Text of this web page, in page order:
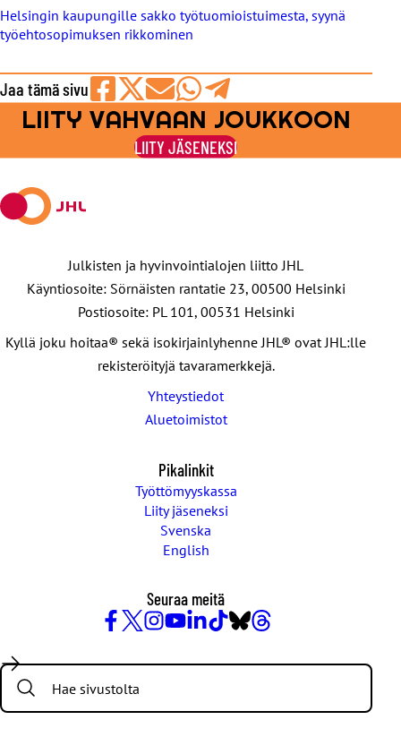
Helsingin kaupungille sakko työtuomioistuimesta, syynä
työehtosopimuksen rikkominen
Jaa tämä sivu
Jaa
Facebookissa
Jaa
viestipalvelu
X:ssä
Jaa
sähköpostilla
Jaa
WhatsAppilla
Jaa
Telegramilla
LIITY VAHVAAN JOUKKOON
LIITY JÄSENEKSI
Julkisten ja hyvinvointialojen liitto JHL
Käyntiosoite: Sörnäisten rantatie 23, 00500 Helsinki
Postiosoite: PL 101, 00531 Helsinki
Kyllä joku hoitaa® sekä isokirjainlyhenne JHL® ovat JHL:lle
rekisteröityjä tavaramerkkejä.
Yhteystiedot
Aluetoimistot
Pikalinkit
Työttömyyskassa
Liity jäseneksi
Svenska
English
Seuraa meitä
/
Twitter
Search: